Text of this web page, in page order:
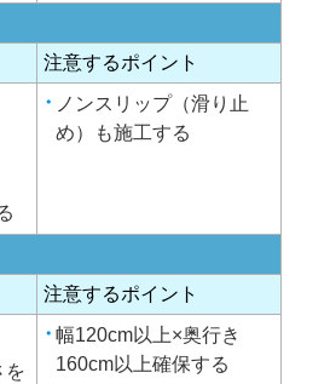
注意するポイント
ノンスリップ（滑り止
め）も施工する
注意するポイント
を
幅120cm以上×奥行き
160cm以上確保する